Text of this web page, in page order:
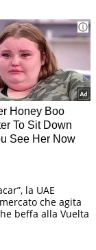
la UAE
che agita
beffa alla Vuelta